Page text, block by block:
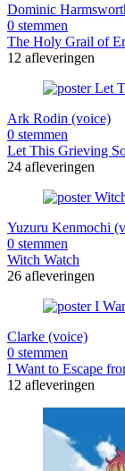
Dominic
0 stemmen
The Holy Grail of
12 afleveringen
Ark Rodin (voice)
0 stemmen
Let This Grieving
24 afleveringen
Yuzuru Kenmochi
0 stemmen
Witch Watch
26 afleveringen
Clarke (voice)
0 stemmen
I Want to Escape
12 afleveringen